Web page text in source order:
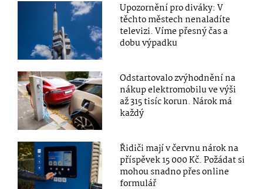
Upozornění pro diváky: V
těchto městech nenaladíte
televizi. Víme přesný čas a
dobu výpadku
Odstartovalo zvýhodnění na
nákup elektromobilu ve výši
až 315 tisíc korun. Nárok má
každý
Řidiči mají v červnu nárok na
příspěvek 15 000 Kč. Požádat si
mohou snadno přes online
formulář